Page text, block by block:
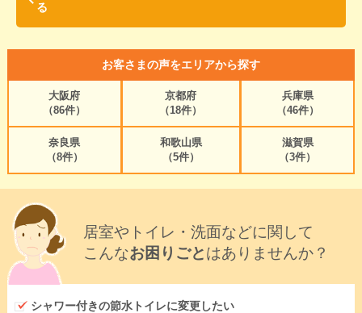
る
お客さまの声をエリアから探す
大阪府
（86件）
京都府
（18件）
兵庫県
（46件）
奈良県
（8件）
和歌山県
（5件）
滋賀県
（3件）
居室やトイレ・洗面などに関して
こんなお困りごとはありませんか？
シャワー付きの節水トイレに変更したい